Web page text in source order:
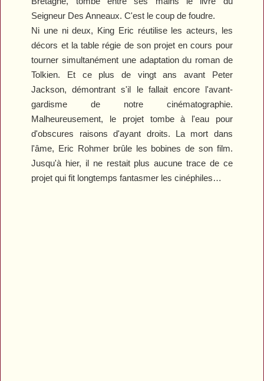
Seigneur Des Anneaux. C'est le coup de foudre.
Ni une ni deux, King Eric réutilise les acteurs, les
décors et la table régie de son projet en cours pour
tourner simultanément une adaptation du roman de
Tolkien. Et ce plus de vingt ans avant Peter
Jackson, démontrant s'il le fallait encore l'avant-
gardisme de notre cinématographie.
Malheureusement, le projet tombe à l'eau pour
d'obscures raisons d'ayant droits. La mort dans
l'âme, Eric Rohmer brûle les bobines de son film.
Jusqu'à hier, il ne restait plus aucune trace de ce
projet qui fit longtemps fantasmer les cinéphiles…